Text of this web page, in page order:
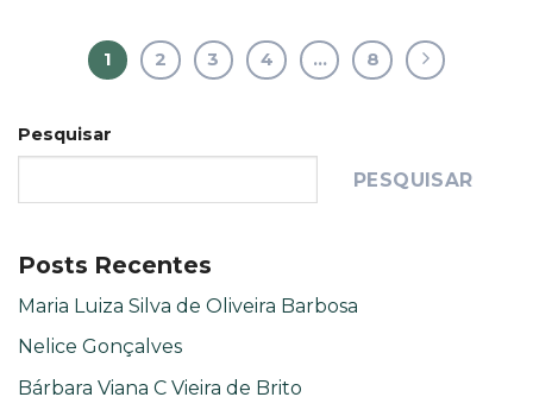
1 2 3 4 … 8
Pesquisar
PESQUISAR
Posts Recentes
Maria Luiza Silva de Oliveira Barbosa
Nelice Gonçalves
Bárbara Viana C Vieira de Brito